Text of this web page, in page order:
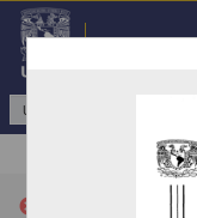
Repositorio
cancel "Urbanismo: